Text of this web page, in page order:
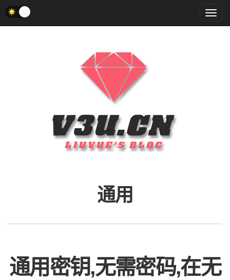
菜
单
通用
通用密钥,无需密码,在无